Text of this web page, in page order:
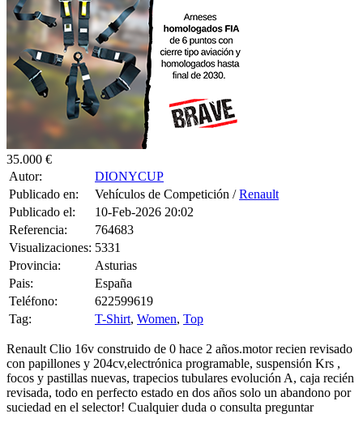
35.000 €
Autor:
DIONYCUP
Publicado en:
Vehículos de Competición /Renault
Publicado el:
10-Feb-2026 20:02
Referencia:
764683
Visualizaciones: 5331
Provincia:
Asturias
Pais:
España
Teléfono:
622599619
Tag:
T-Shirt, Women, Top
Renault Clio 16v construido de 0 hace 2 años.motor recien revisado
con papillones y 204cv,electrónica programable, suspensión Krs ,
focos y pastillas nuevas, trapecios tubulares evolución A, caja recién
revisada, todo en perfecto estado en dos años solo un abandono por
suciedad en el selector! Cualquier duda o consulta preguntar